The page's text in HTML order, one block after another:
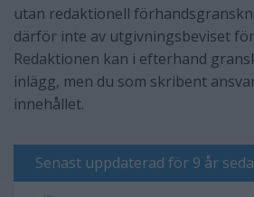
utan redaktionell
därför inte av utgivningsbeviset
Redaktionen kan i efterhand
inlägg, men du som skribent
innehållet.
Senast uppdaterad för 9 år